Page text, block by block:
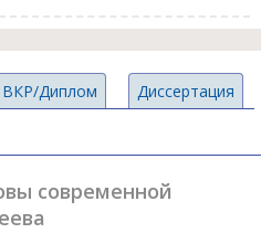
ВКР/Диплом Диссертация
современной